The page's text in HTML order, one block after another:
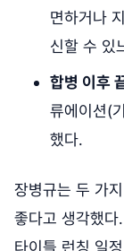
면하거나
신할 수 있
합병 이후
류에이션(
했다.
장병규는 두 가
좋다고 생각했
타이틀 런칭 일